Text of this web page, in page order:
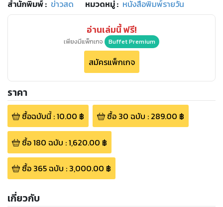
สำนักพิมพ์: ข่าวสด หมวดหมู่: หนังสือพิมพ์รายวัน
อ่านเล่มนี้ ฟรี!
เพียงมีแพ็กเกจ Buffet Premium
สมัครแพ็กเกจ
ราคา
ซื้อฉบับนี้:10.00 ฿ ซื้อ 30 ฉบับ : 289.00 ฿
ซื้อ180 ฉบับ :1,620.00 ฿
ซื้อ 365ฉบับ : 3,000.00 ฿
เกี่ยวกับ